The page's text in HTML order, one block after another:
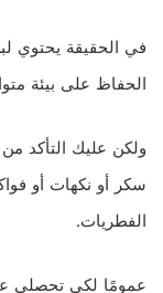
في الحقيقة يحتوي
الحفاظ على بيئة
ولكن عليك التأكد
سكر أو نكهات أو
الفطريات.
عمومًا لكي تحصلي